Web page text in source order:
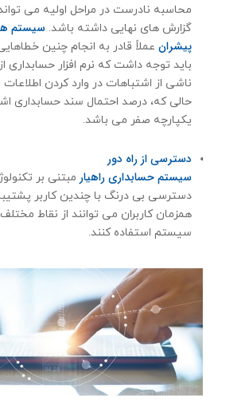
محاسبه نادرست در مراحل اولیه می
گزارش های نهایی داشته باشد. سیستم
پیشرانعملاً قادر به انجام چنین
باید توجه داشت که نرم افزار حسابداری
ناشی از اشتباهات در وارد کردن
حالی که، درصد احتمال سند حسابداری
یکپارچه صفر می باشد.
دسترسی از راه دور
سیستم حسابداری راهیار
دسترسی بی درنگ با چندین کاربر
همزمان کاربران می توانند از نقاط مختلف
سیستم استفاده کنند.